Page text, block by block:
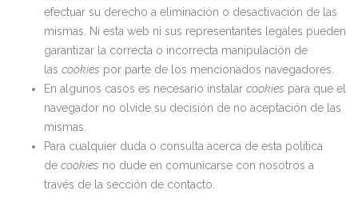
efectuar su derecho a eliminación o desactivación de las
mismas. Ni esta web ni sus representantes legales pueden
garantizar la correcta o incorrecta manipulación de
las cookies por parte de los mencionados navegadores.
En algunos casos es necesario instalar cookies para que el
navegador no olvide su decisión de no aceptación de las
mismas.
Para cualquier duda o consulta acerca de esta política
de cookies no dude en comunicarse con nosotros a
través de la sección de contacto.